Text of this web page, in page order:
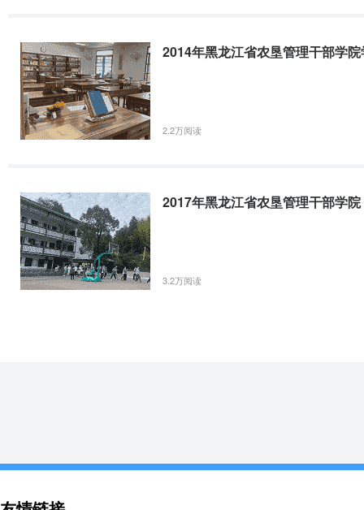
2014年黑龙江省农垦管理干部学
2.2万阅读
2017年黑龙江省农垦管理干部学
3.2万阅读